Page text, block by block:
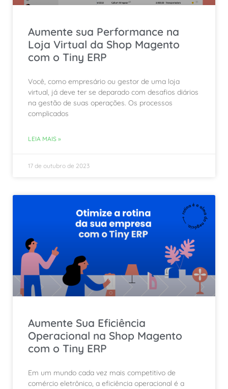
Aumente sua Performance na
Loja Virtual da Shop Magento
com o Tiny ERP
Você, como empresário ou gestor de uma loja
virtual, já deve ter se deparado com desafios diários
na gestão de suas operações. Os processos
complicados
LEIA MAIS »
17 de outubro de 2023
Aumente Sua Eficiência
Operacional na Shop Magento
com o Tiny ERP
Em um mundo cada vez mais competitivo de
comércio eletrônico, a eficiência operacional é a